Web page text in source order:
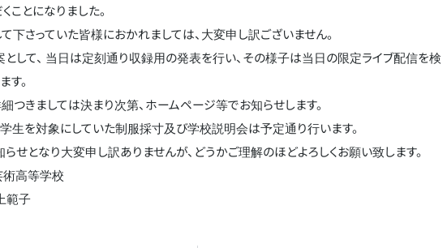
ことになりました。
下さっていた皆様におかれましては、大変申し訳ございません。
して、 当日は定刻通り収録用の発表を行い、その様子は当日の限定ライブ配信を検
す。
つきましては決まり次第、ホームページ等でお知らせします。
生を対象にしていた制服採寸及び学校説明会は予定通り行います。
せとなり大変申し訳ありませんが、どうかご理解のほどよろしくお願い致します。
術高等学校
範子